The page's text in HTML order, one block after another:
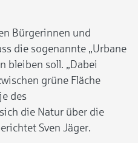
Bürgerinnen und
die sogenannte „Urbane
bleiben soll. „Dabei
grüne Fläche
des
die Natur über die
Sven Jäger.